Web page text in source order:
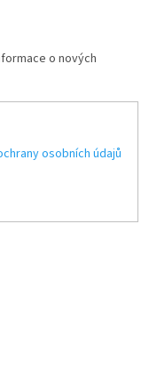
o nových
osobních údajů